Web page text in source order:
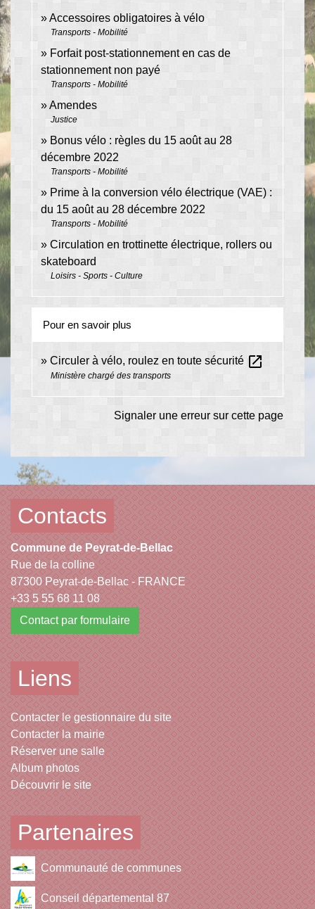
Accessoires obligatoires à vélo
Transports - Mobilité
Forfait post-stationnement en cas de
stationnement non payé
Transports - Mobilité
Amendes
Justice
Bonus vélo : règles du 15 août au 28
décembre 2022
Transports - Mobilité
Prime à la conversion vélo électrique (VAE) :
du 15 août au 28 décembre 2022
Transports - Mobilité
Circulation en trottinette électrique, rollers ou
skateboard
Loisirs - Sports - Culture
Pour en savoir plus
Circuler à vélo, roulez en toute sécurité open_in_new
Ministère chargé des transports
Signaler une erreur sur cette page
Contacts
Commune de Peyrat-de-Bellac
Rue de la colline
87300 Peyrat-de-Bellac - FRANCE
+33 5 55 68 11 08
Contact par formulaire
Liens
Contacter le gestionnaire du site
Contacter la mairie
Réserver une salle
Album photos
Découvrir le site
Partenaires
Communauté de communes
Conseil départemental 87